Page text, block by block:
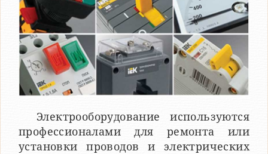
Электрооборудование используются
профессионалами для ремонта или
установки проводов и электрических